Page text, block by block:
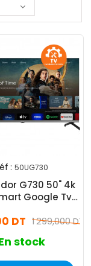
: 50UG730
G730 50" 4k
Google Tv
1 299,000 DT
DT
stock